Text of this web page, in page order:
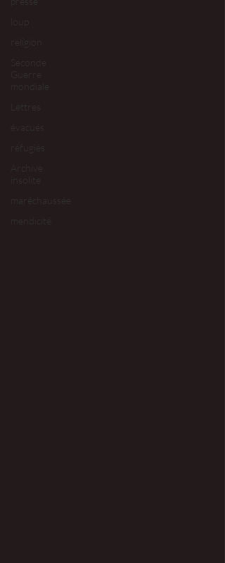
religion
Seconde
Guerre
mondiale
Lettres
évacués
réfugiés
Archive
insolite
maréchaussée
mendicité